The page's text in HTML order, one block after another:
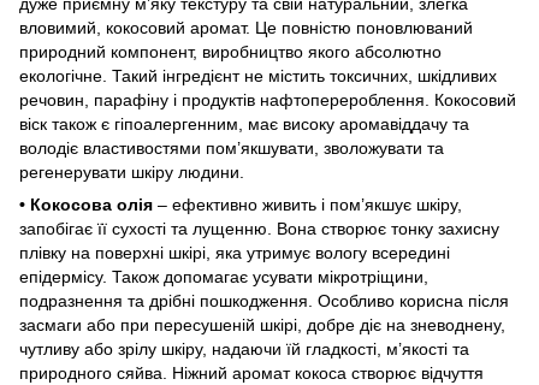
вловимий, кокосовий аромат. Це повністю поновлюваний
природний компонент, виробництво якого абсолютно
екологічне. Такий інгредієнт не містить токсичних, шкідливих
речовин, парафіну і продуктів нафтоперероблення. Кокосовий
віск також є гіпоалергенним, має високу аромавіддачу та
володіє властивостями пом’якшувати, зволожувати та
регенерувати шкіру людини.
• Кокосова олія – ефективно живить і пом’якшує шкіру,
запобігає її сухості та лущенню. Вона створює тонку захисну
плівку на поверхні шкірі, яка утримує вологу всередині
епідермісу. Також допомагає усувати мікротріщини,
подразнення та дрібні пошкодження. Особливо корисна після
засмаги або при пересушеній шкірі, добре діє на зневоднену,
чутливу або зрілу шкіру, надаючи їй гладкості, м’якості та
природного сяйва. Ніжний аромат кокоса створює відчуття